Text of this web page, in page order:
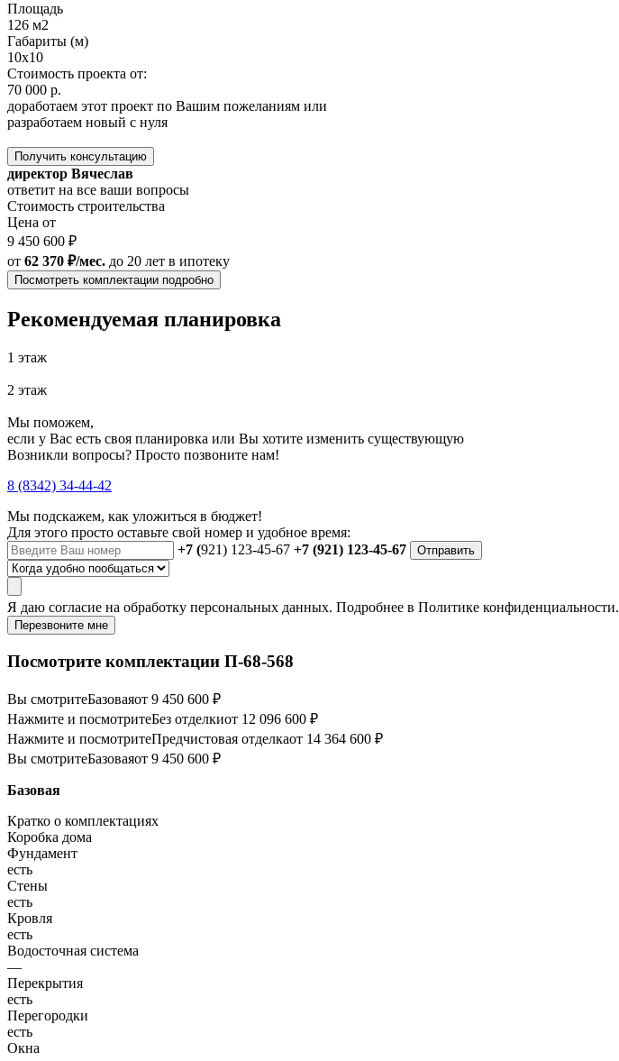
Площадь
126 м2
Габариты (м)
10х10
Стоимость проекта от:
70 000 р.
доработаем этот проект по Вашим пожеланиям или
разработаем новый с нуля
Получить консультацию
директор Вячеслав
ответит на все ваши вопросы
Стоимость строительства
Цена от
9 450 600 ₽
от 62 370 ₽/мес. до 20 лет в ипотеку
Посмотреть комплектации подробно
Рекомендуемая планировка
1 этаж
2 этаж
Мы поможем,
если у Вас есть своя планировка или Вы хотите изменить существующую
Возникли вопросы? Просто позвоните нам!
8 (8342) 34-44-42
Мы подскажем, как уложиться в бюджет!
Для этого просто оставьте свой номер и удобное время:
+7 (921) 123-45-67 +7 (921) 123-45-67 Отправить
Я даю согласие на обработку персональных данных. Подробнее в Политике конфиденциальности.
Перезвоните мне
Посмотрите комплектации П-68-568
Вы смотритеБазоваяот 9 450 600 ₽
Нажмите и посмотритеБез отделкиот 12 096 600 ₽
Нажмите и посмотритеПредчистовая отделкаот 14 364 600 ₽
Вы смотритеБазоваяот 9 450 600 ₽
Базовая
Кратко о комплектациях
Коробка дома
Фундамент
есть
Стены
есть
Кровля
есть
Водосточная система
—
Перекрытия
есть
Перегородки
есть
Окна